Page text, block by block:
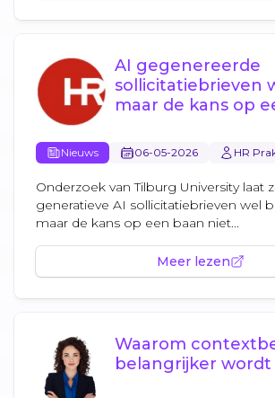
AI gegenereerde
sollicitatiebrieven
maar de kans op
Nieuws 06-05-2026 HR
Onderzoek van Tilburg University laat
generatieve AI sollicitatiebrieven wel
maar de kans op een baan niet...
Meer lezen
Waarom
belangrijker